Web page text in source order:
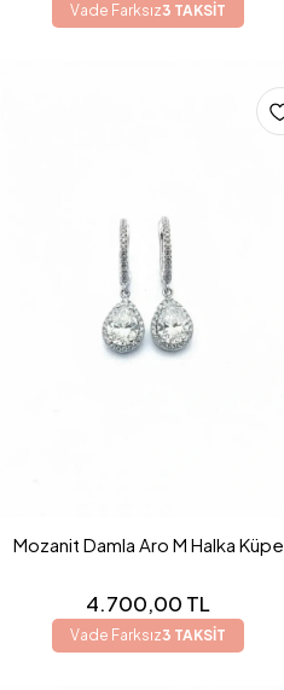
Vade Farksız3 TAKSİT
Mozanit Damla Aro M Halka Küpe
4.700,00 TL
Vade Farksız3 TAKSİT